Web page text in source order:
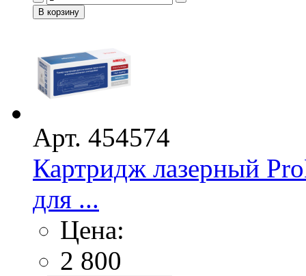
Арт. 454574
Картридж лазерный
для ...
Цена:
2 800